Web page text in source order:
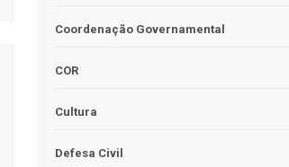
Coordenação Governamental
COR
Cultura
Defesa Civil